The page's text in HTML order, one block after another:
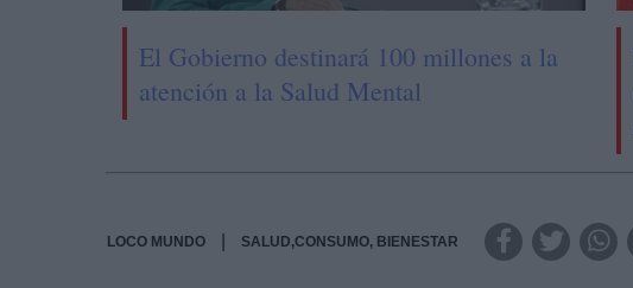
El Gobierno destinará 100 millones a la
atención a la Salud Mental
LOCO MUNDO SALUD,CONSUMO, BIENESTAR